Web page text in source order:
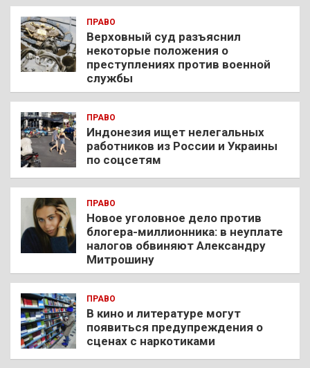
ПРАВО
Верховный суд разъяснил
некоторые положения о
преступлениях против военной
службы
ПРАВО
Индонезия ищет нелегальных
работников из России и Украины
по соцсетям
ПРАВО
Новое уголовное дело против
блогера-миллионника: в неуплате
налогов обвиняют Александру
Митрошину
ПРАВО
В кино и литературе могут
появиться предупреждения о
сценах с наркотиками